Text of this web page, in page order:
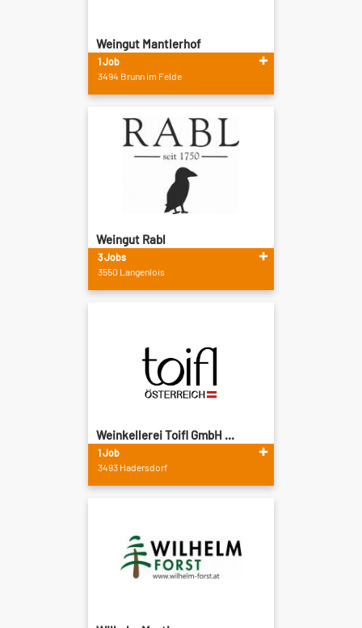
Weingut Mantlerhof
1 Job
3494 Brunn im Felde
Weingut Rabl
3 Jobs
3550 Langenlois
Weinkellerei Toifl GmbH ...
1 Job
3493 Hadersdorf